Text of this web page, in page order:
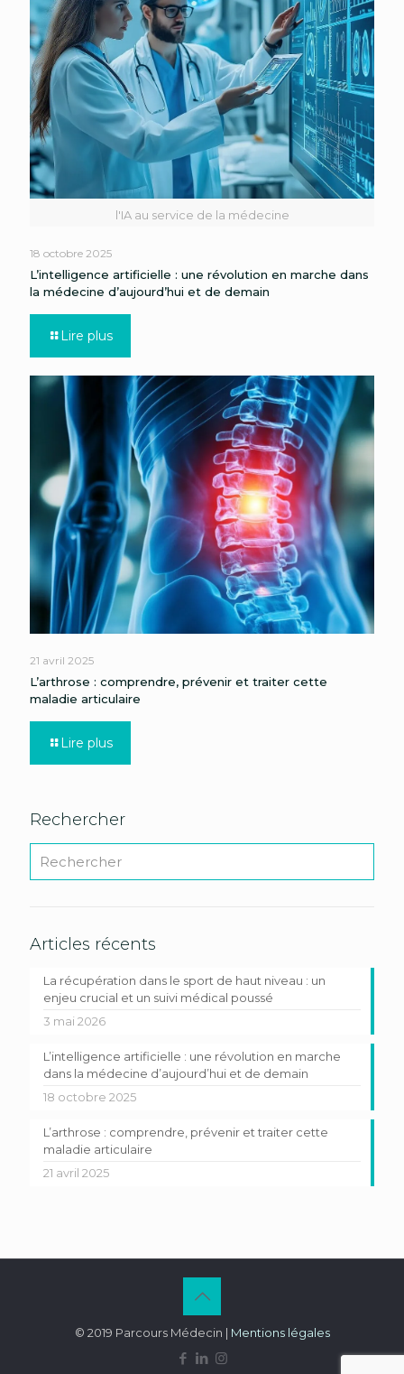
l'IA au service de la médecine
18 octobre 2025
L’intelligence artificielle : une révolution en marche dans
la médecine d’aujourd’hui et de demain
Lire plus
21 avril 2025
L’arthrose : comprendre, prévenir et traiter cette
maladie articulaire
Lire plus
Rechercher
Articles récents
La récupération dans le sport de haut niveau : un
enjeu crucial et un suivi médical poussé
3 mai 2026
L’intelligence artificielle : une révolution en marche
dans la médecine d’aujourd’hui et de demain
18 octobre 2025
L’arthrose : comprendre, prévenir et traiter cette
maladie articulaire
21 avril 2025
© 2019 Parcours Médecin | Mentions légales